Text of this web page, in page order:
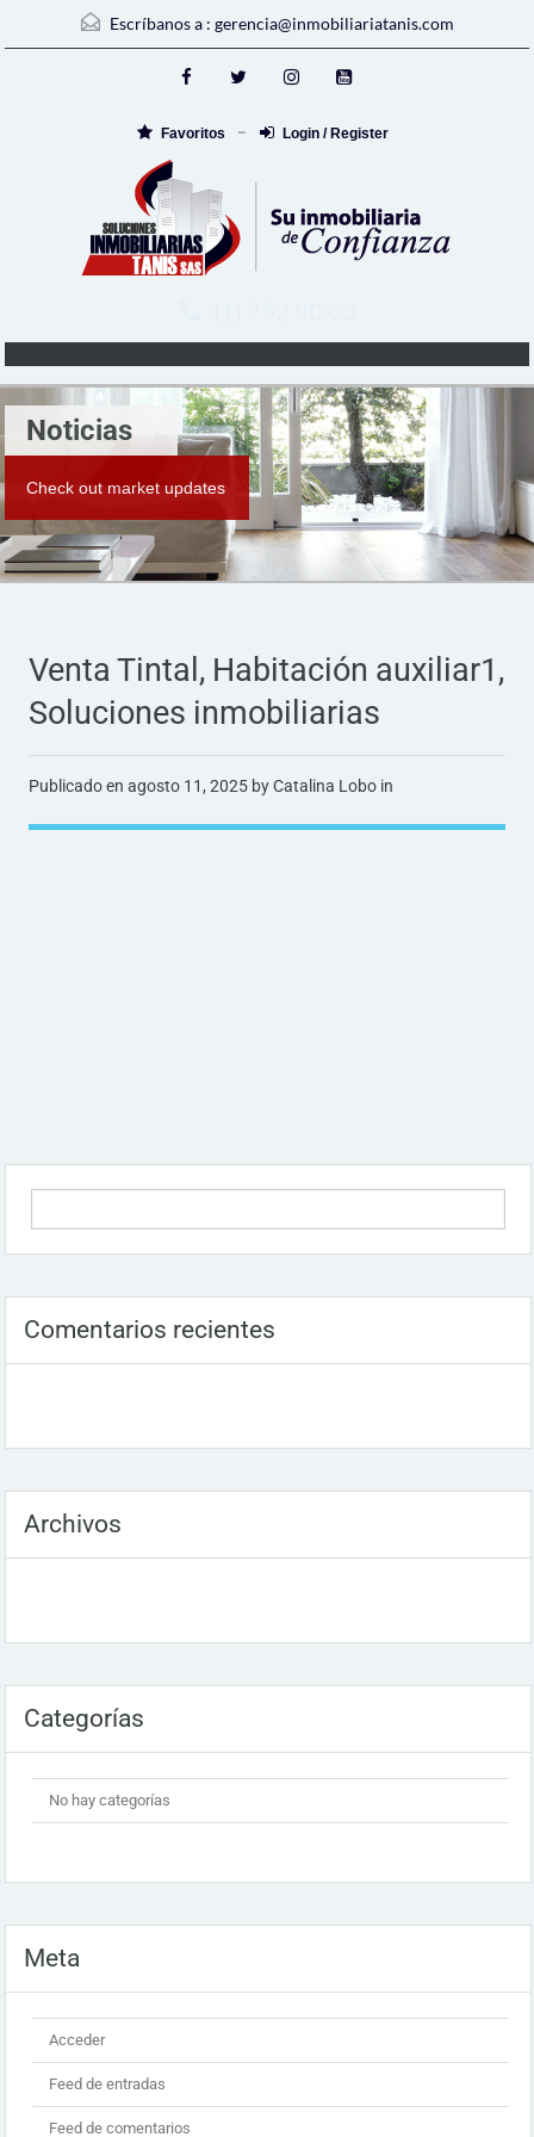
Escríbanos a : gerencia@inmobiliariatanis.com
Favoritos Login / Register
Noticias
Check out market updates
Venta Tintal, Habitación auxiliar1,
Soluciones inmobiliarias
Publicado en agosto 11, 2025 by Catalina Lobo in
Comentarios recientes
Archivos
Categorías
No hay categorías
Meta
Acceder
Feed de entradas
Feed de comentarios